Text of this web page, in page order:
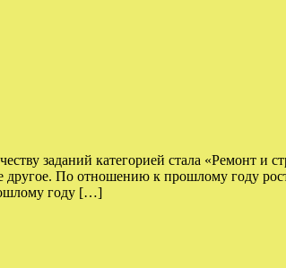
заданий категорией стала «Ремонт и
другое. По отношению к прошлому году
году […]